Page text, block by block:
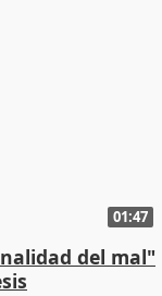
01:47
del mal"